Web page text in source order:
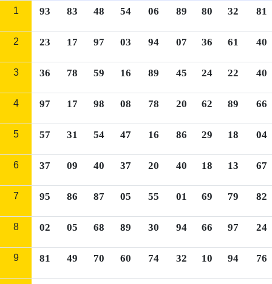
1
93 83 48 54 06 89 80 32 81
2 23 17 97 03 94 07 36 61 40
3 36 78 59 16 89 45 24 22 40
4 97 17 98 08 78 20 62 89 66
5 57 31 54 47 16 86 29 18 04
6 37 09 40 37 20 40 18 13 67
7 95 86 87 05 55 01 69 79 82
8 02 05 68 89 30 94 66 97 24
9 81 49 70 60 74 32 10 94 76